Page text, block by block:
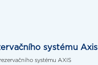
systému Axis
systému AXIS